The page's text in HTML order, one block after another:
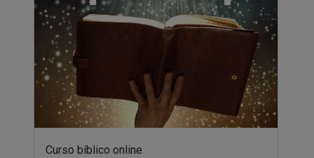
Curso bíblico online